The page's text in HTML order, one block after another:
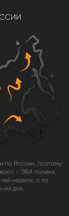
по России, поэтому
- ЭВА полики,
недели, а по
дня.